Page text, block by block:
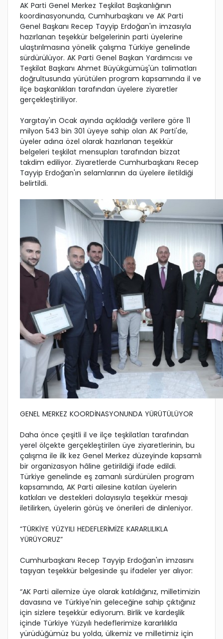
AK Parti Genel Merkez Teşkilat Başkanlığının
koordinasyonunda, Cumhurbaşkanı ve AK Parti
Genel Başkanı Recep Tayyip Erdoğan'ın imzasıyla
hazırlanan teşekkür belgelerinin parti üyelerine
ulaştırılmasına yönelik çalışma Türkiye genelinde
sürdürülüyor. AK Parti Genel Başkan Yardımcısı ve
Teşkilat Başkanı Ahmet Büyükgümüş'ün talimatları
doğrultusunda yürütülen program kapsamında il ve
ilçe başkanlıkları tarafından üyelere ziyaretler
gerçekleştiriliyor.
Yargıtay'ın Ocak ayında açıkladığı verilere göre 11
milyon 543 bin 301 üyeye sahip olan AK Parti'de,
üyeler adına özel olarak hazırlanan teşekkür
belgeleri teşkilat mensupları tarafından bizzat
takdim ediliyor. Ziyaretlerde Cumhurbaşkanı Recep
Tayyip Erdoğan'ın selamlarının da üyelere iletildiği
belirtildi.
GENEL MERKEZ KOORDİNASYONUNDA YÜRÜTÜLÜYOR
Daha önce çeşitli il ve ilçe teşkilatları tarafından
yerel ölçekte gerçekleştirilen üye ziyaretlerinin, bu
çalışma ile ilk kez Genel Merkez düzeyinde kapsamlı
bir organizasyon hâline getirildiği ifade edildi.
Türkiye genelinde eş zamanlı sürdürülen program
kapsamında, AK Parti ailesine katılan üyelerin
katkıları ve destekleri dolayısıyla teşekkür mesajı
iletilirken, üyelerin görüş ve önerileri de dinleniyor.
“TÜRKİYE YÜZYILI HEDEFLERİMİZE KARARLILIKLA
YÜRÜYORUZ”
Cumhurbaşkanı Recep Tayyip Erdoğan'ın imzasını
taşıyan teşekkür belgesinde şu ifadeler yer alıyor:
“AK Parti ailemize üye olarak katıldığınız, milletimizin
davasına ve Türkiye'nin geleceğine sahip çıktığınız
için sizlere teşekkür ediyorum. Birlik ve kardeşlik
içinde Türkiye Yüzyılı hedeflerimize kararlılıkla
yürüdüğümüz bu yolda, ülkemiz ve milletimiz için